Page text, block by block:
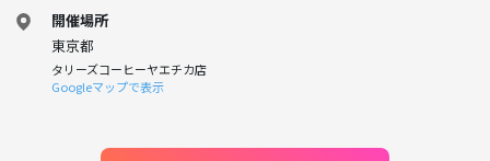
開催場所
東京都
タリーズコーヒーヤエチカ店
Googleマップで表示